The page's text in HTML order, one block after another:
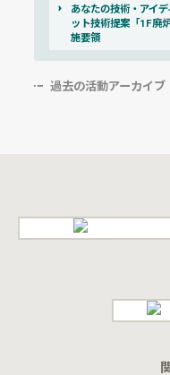
あなたの技術・アイ
ット技術提案「1F廃
施要領
過去の活動アーカイブ